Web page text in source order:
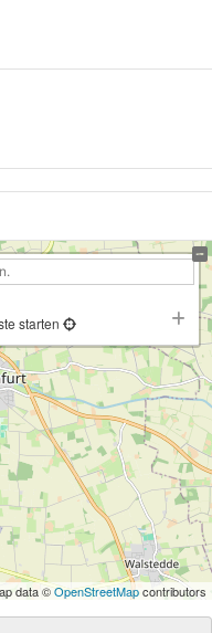
starten
data ©OpenStreetMapcontributors